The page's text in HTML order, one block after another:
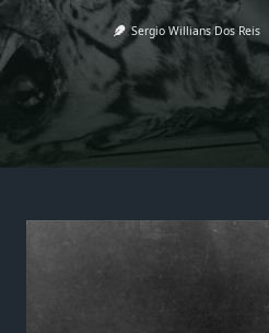
Sergio Willians Dos Reis